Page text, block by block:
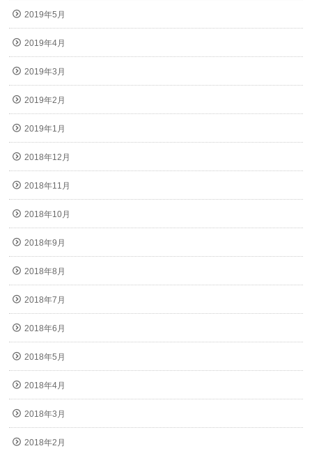
2019年5月
2019年4月
2019年3月
2019年2月
2019年1月
2018年12月
2018年11月
2018年10月
2018年9月
2018年8月
2018年7月
2018年6月
2018年5月
2018年4月
2018年3月
2018年2月